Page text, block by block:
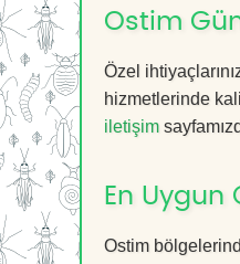
Ostim
Özel
hizmetlerinde
iletişim
En
Ostim